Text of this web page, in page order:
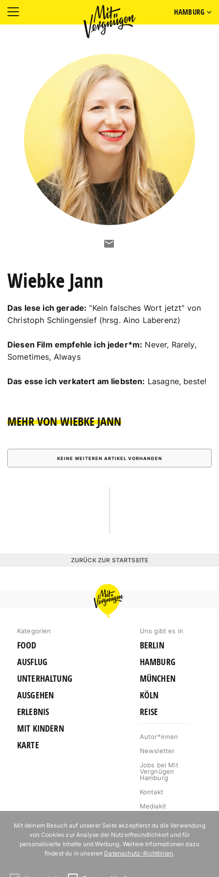
HAMBURG
Wiebke Jann
Das lese ich gerade: "Kein falsches Wort jetzt" von
Christoph Schlingensief (hrsg. Aino Laberenz)
Diesen Film empfehle ich jeder*m: Never, Rarely,
Sometimes, Always
Das esse ich verkatert am liebsten: Lasagne, beste!
MEHR VON WIEBKE JANN
KEINE WEITEREN ARTIKEL VORHANDEN
ZURÜCK ZUR STARTSEITE
MIT
VERGNÜGEN
HAMBURG
Kategorien
FOOD
AUSFLUG
UNTERHALTUNG
AUSGEHEN
ERLEBNIS
MIT KINDERN
KARTE
Uns gibt es in
BERLIN
HAMBURG
MÜNCHEN
KÖLN
REISE
Autor*innen
Newsletter
Jobs bei Mit
Vergnügen
Hamburg
Kontakt
Mediakit
Datenschutz
Willkommen im
Klub!
Mit deinem Besuch auf unserer Seite akzeptierst du die Verwendung
von Cookies zur Analyse der Nutzerfreundlichkeit und für
personalisierte Inhalte und Werbung. Weitere Informationen dazu
findest du in unseren Datenschutz-Richtlinien.